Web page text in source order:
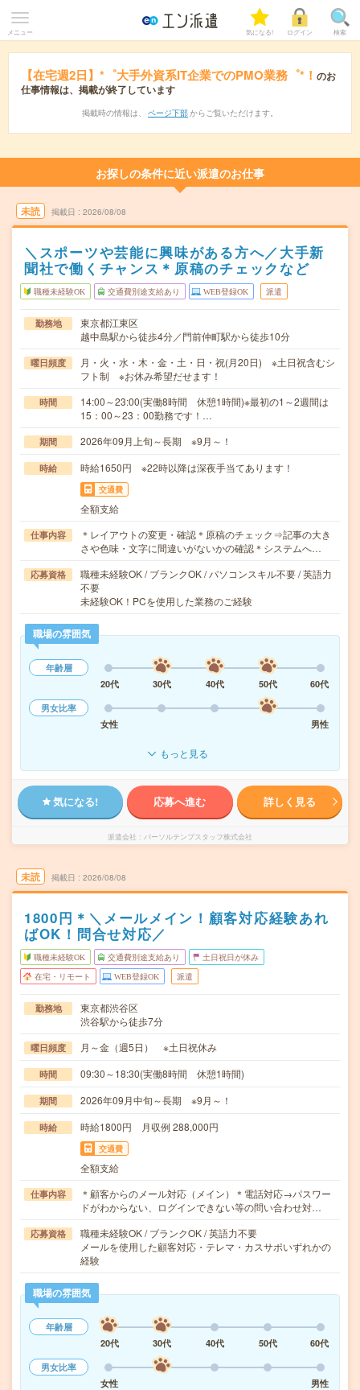
メニュー 気になる! ログイン 検索
【在宅週2日】*゜大手外資系IT企業でのPMO業務゜*！ のお
仕事情報は、掲載が終了しています
掲載時の情報は、 ページ下部 からご覧いただけます。
お探しの条件に近い派遣のお仕事
未読 掲載日 2026/08/08
＼スポーツや芸能に興味がある方へ／大手新
聞社で働くチャンス＊原稿のチェックなど
職種未経験OK 交通費別途支給あり WEB登録OK 派遣
勤務地
東京都江東区
越中島駅から徒歩4分／門前仲町駅から徒歩10分
曜日頻度
月・火・水・木・金・土・日・祝(月20日) ※土日祝含むシ
フト制 ※お休み希望だせます！
時間
14:00～23:00(実働8時間 休憩1時間)※最初の1～2週間は
15：00～23：00勤務です！…
期間 2026年09月上旬～長期 ※9月～！
時給 時給1650円 ※22時以降は深夜手当てあります！
交通費
全額支給
仕事内容
＊レイアウトの変更・確認＊原稿のチェック⇒記事の大き
さや色味・文字に間違いがないかの確認＊システムへ…
応募資格
職種未経験OK / ブランクOK / パソコンスキル不要 / 英語力
不要
未経験OK！PCを使用した業務のご経験
職場の雰囲気
年齢層
20代
30代 40代 50代
60代
男女比率
女性
男性
もっと見る
気になる! 応募へ進む 詳しく見る
派遣会社 パーソルテンプスタッフ株式会社
未読 掲載日 2026/08/08
1800円＊＼メールメイン！顧客対応経験あれ
ばOK！問合せ対応／
職種未経験OK 交通費別途支給あり 土日祝日が休み
在宅・リモート WEB登録OK 派遣
勤務地
東京都渋谷区
渋谷駅から徒歩7分
曜日頻度 月～金（週5日） ※土日祝休み
時間 09:30～18:30(実働8時間 休憩1時間)
期間 2026年09月中旬～長期 ※9月～！
時給 時給1800円 月収例 288,000円
交通費
全額支給
仕事内容
＊顧客からのメール対応（メイン）＊電話対応→パスワー
ドがわからない、ログインできない等の問い合わせ対…
応募資格
職種未経験OK / ブランクOK / 英語力不要
メールを使用した顧客対応・テレマ・カスサポいずれかの
経験
職場の雰囲気
年齢層
20代
30代 40代 50代
60代
男女比率
女性
男性